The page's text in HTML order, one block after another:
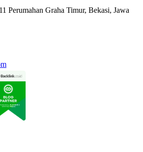
Perumahan Graha Timur, Bekasi, Jawa